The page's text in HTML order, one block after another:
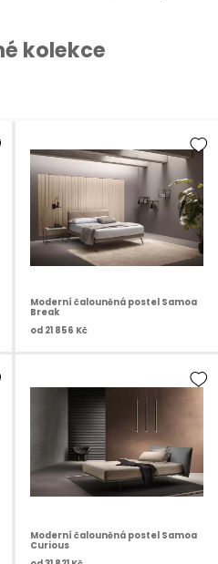
kolekce
Moderní čalouněná postel Samoa
Break
od 21 856 Kč
Moderní čalouněná postel Samoa
Curious